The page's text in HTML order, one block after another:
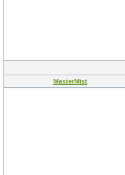
MasterMist